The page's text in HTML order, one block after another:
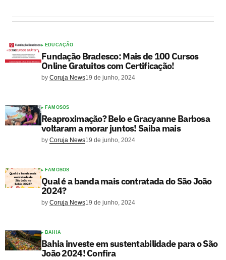
EDUCAÇÃO
Fundação Bradesco: Mais de 100 Cursos
Online Gratuitos com Certificação!
by Coruja News19 de junho, 2024
FAMOSOS
Reaproximação? Belo e Gracyanne Barbosa
voltaram a morar juntos! Saiba mais
by Coruja News19 de junho, 2024
FAMOSOS
Qual é a banda mais contratada do São João
2024?
by Coruja News19 de junho, 2024
BAHIA
Bahia investe em sustentabilidade para o São
João 2024! Confira